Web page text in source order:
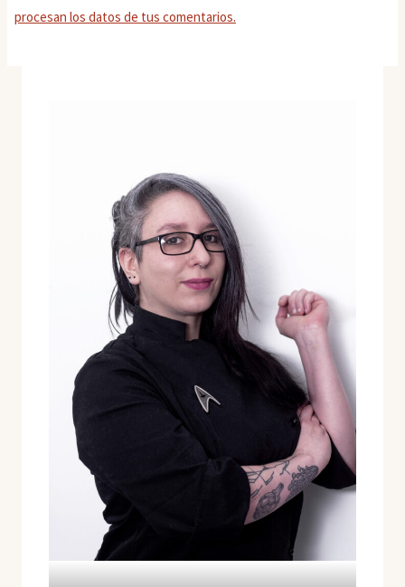
procesan los datos de tus comentarios.